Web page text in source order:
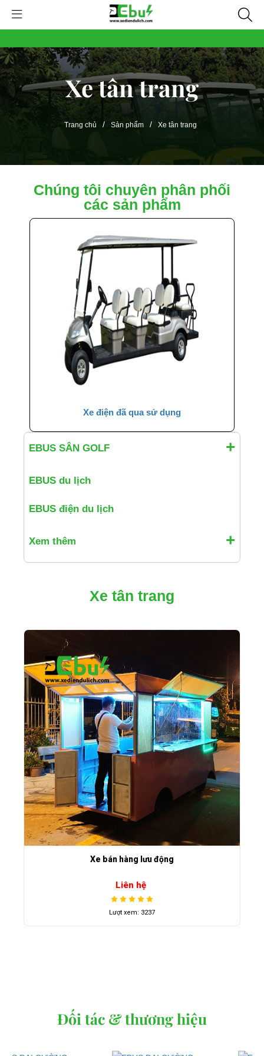
Xe tân trang
Trang chủ / Sản phẩm / Xe tân trang
Chúng tôi chuyên phân phối
các sản phẩm
Xe điện đã qua sử dụng
EBUS SÂN GOLF
EBUS du lịch
EBUS điện du lịch
Xem thêm
Xe tân trang
Xe bán hàng lưu động
Liên hệ
Lượt xem: 3237
Đối tác & thương hiệu